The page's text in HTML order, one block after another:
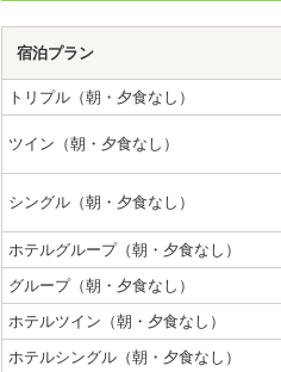
宿泊プラン
トリプル（朝・夕食なし）
ツイン（朝・夕食なし）
シングル（朝・夕食なし）
ホテルグループ（朝・夕食なし）
グループ（朝・夕食なし）
ホテルツイン（朝・夕食なし）
ホテルシングル（朝・夕食なし）